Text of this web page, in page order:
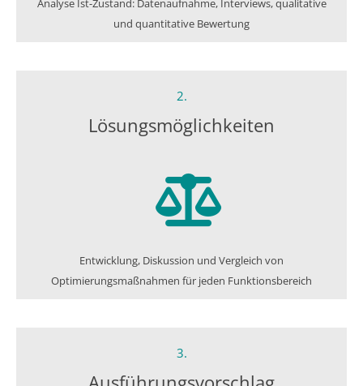
Analyse Ist-Zustand: Datenaufnahme, Interviews, qualitative
und quantitative Bewertung
2.
Lösungs­möglichkeiten
Entwicklung, Diskussion und Vergleich von
Optimierungsmaßnahmen für jeden Funktionsbereich
3.